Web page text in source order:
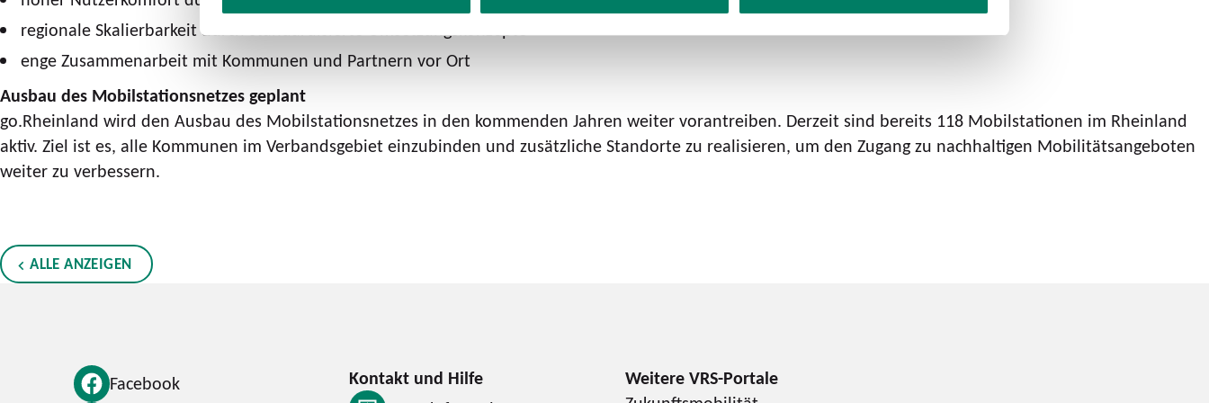
regionale Skalierbarkeit durch standardisierte Umsetzungskonzepte
enge Zusammenarbeit mit Kommunen und Partnern vor Ort
Ausbau des Mobilstationsnetzes geplant
go.Rheinland wird den Ausbau des Mobilstationsnetzes in den kommenden Jahren weiter vorantreiben. Derzeit sind bereits 118 Mobilstationen im Rheinland
aktiv. Ziel ist es, alle Kommunen im Verbandsgebiet einzubinden und zusätzliche Standorte zu realisieren, um den Zugang zu nachhaltigen Mobilitätsangeboten
weiter zu verbessern.
ALLE ANZEIGEN
Facebook